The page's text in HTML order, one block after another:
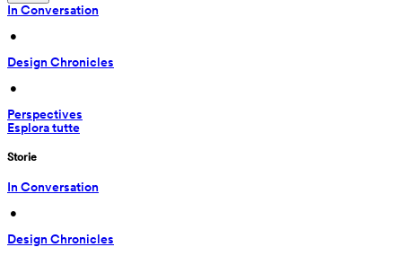
In Conversation
•
Design Chronicles
•
Perspectives
Esplora tutte
Storie
In Conversation
•
Design Chronicles